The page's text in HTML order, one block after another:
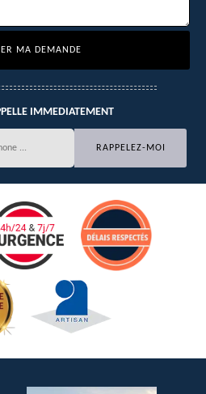
IMMEDIATEMENT